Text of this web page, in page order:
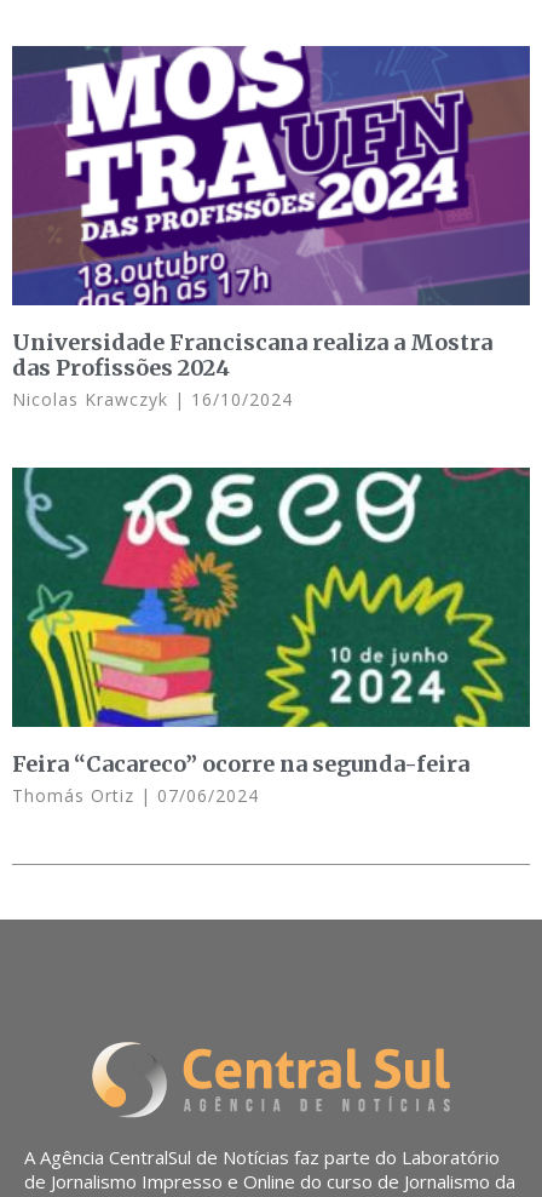
Universidade Franciscana realiza a Mostra
das Profissões 2024
Nicolas Krawczyk 16/10/2024
Feira “Cacareco” ocorre na segunda-feira
Thomás Ortiz 07/06/2024
A Agência CentralSul de Notícias faz parte do Laboratório
de Jornalismo Impresso e Online do curso de Jornalismo da